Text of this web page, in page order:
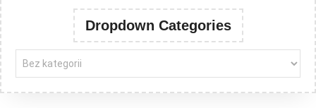
Dropdown Categories